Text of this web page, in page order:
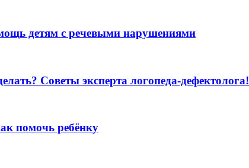
детям с речевыми нарушениями
Советы эксперта логопеда-дефектолога!
помочь ребёнку